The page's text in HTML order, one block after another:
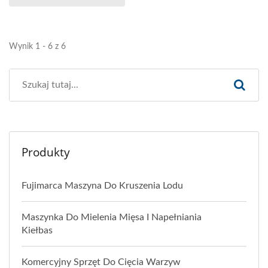
Wynik 1 - 6 z 6
Produkty
Fujimarca Maszyna Do Kruszenia Lodu
Maszynka Do Mielenia Mięsa I Napełniania
Kiełbas
Komercyjny Sprzęt Do Cięcia Warzyw